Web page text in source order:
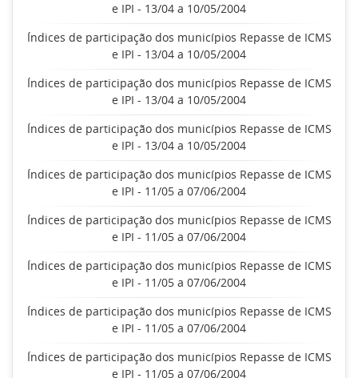
e IPI - 13/04 a 10/05/2004
Índices de participação dos municípios Repasse de ICMS
e IPI - 13/04 a 10/05/2004
Índices de participação dos municípios Repasse de ICMS
e IPI - 13/04 a 10/05/2004
Índices de participação dos municípios Repasse de ICMS
e IPI - 13/04 a 10/05/2004
Índices de participação dos municípios Repasse de ICMS
e IPI - 11/05 a 07/06/2004
Índices de participação dos municípios Repasse de ICMS
e IPI - 11/05 a 07/06/2004
Índices de participação dos municípios Repasse de ICMS
e IPI - 11/05 a 07/06/2004
Índices de participação dos municípios Repasse de ICMS
e IPI - 11/05 a 07/06/2004
Índices de participação dos municípios Repasse de ICMS
e IPI - 11/05 a 07/06/2004